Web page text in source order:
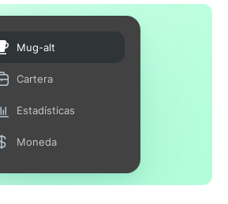
Mug-alt
Cartera
Estadísticas
Moneda